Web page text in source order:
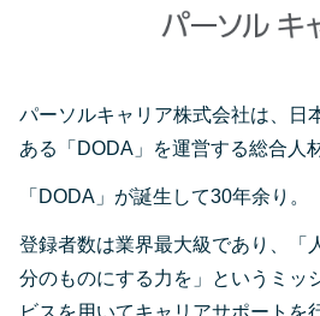
パーソルキャリア株式会社は、日
ある「DODA」を運営する総合人
「DODA」が誕生して30年余り。
登録者数は業界最大級であり、「
分のものにする力を」というミッ
ビスを用いてキャリアサポートを